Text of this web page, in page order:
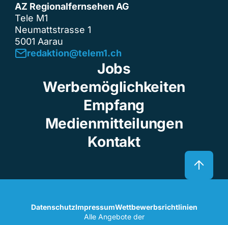
AZ Regionalfernsehen AG
Tele M1
Neumattstrasse 1
5001 Aarau
redaktion@telem1.ch
Jobs
Werbemöglichkeiten
Empfang
Medienmitteilungen
Kontakt
DatenschutzImpressumWettbewerbsrichtlinien
Alle Angebote der